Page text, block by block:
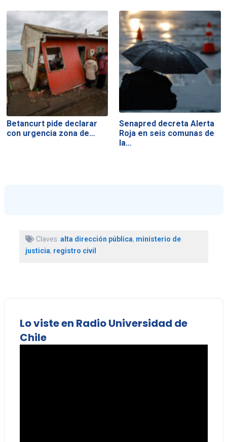
Betancurt pide declarar
con urgencia zona de…
Senapred decreta Alerta
Roja en seis comunas de
la…
Claves: alta dirección pública, ministerio de
justicia, registro civil
Lo viste en Radio Universidad de
Chile